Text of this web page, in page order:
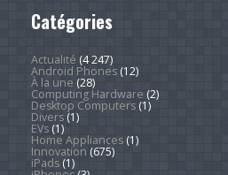
Catégories
Actualité (4 247)
Android Phones(12)
À la une (28)
Computing Hardware (2)
Desktop Computers(1)
Divers(1)
EVs(1)
Home Appliances(1)
Innovation (675)
iPads(1)